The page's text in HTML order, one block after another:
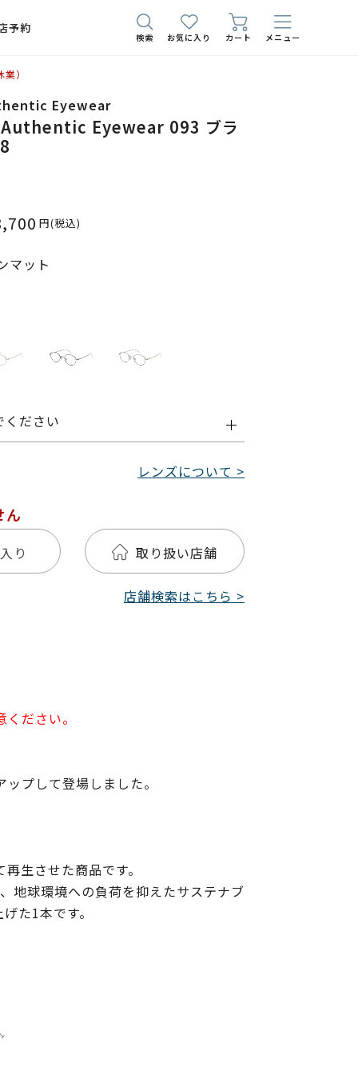
予約
検索 お気に入り カート メニュー
）
Eyewear
Eyewear 093 ブラ
円(税込)
マット
ください
レンズについて >
ん
り 取り扱い店舗
店舗検索はこちら >
ださい。
プして登場しました。
生させた商品です。
地球環境への負荷を抑えたサステナブ
た1本です。